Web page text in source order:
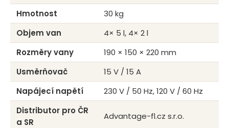
Hmotnost
30 kg
Objem van
4× 5 l, 4× 2 l
Rozměry vany
190 × 150 × 220 mm
Usměrňovač
15 V / 15 A
Napájecí napětí
230 V / 50 Hz, 120 V / 60 Hz
Distributor pro ČR
a SR
Advantage-fl.cz s.r.o.